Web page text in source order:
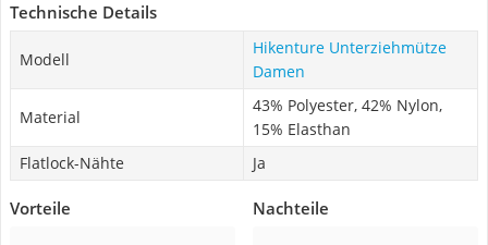
Technische Details
Modell
Hikenture Unterziehmütze
Damen
Material
43% Polyester, 42% Nylon,
15% Elasthan
Flatlock-Nähte
Ja
Vorteile Nachteile